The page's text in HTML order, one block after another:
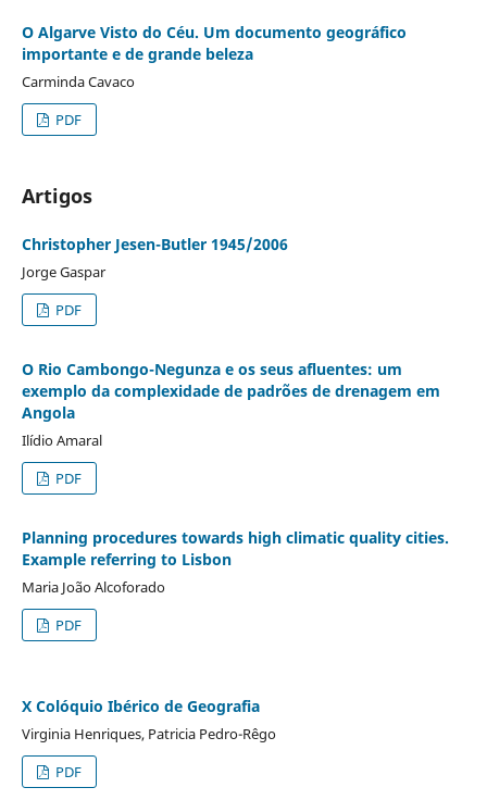
O Algarve Visto do Céu. Um documento geográfico
importante e de grande beleza
Carminda Cavaco
PDF
Artigos
Christopher Jesen-Butler 1945/2006
Jorge Gaspar
PDF
O Rio Cambongo-Negunza e os seus afluentes: um
exemplo da complexidade de padrões de drenagem em
Angola
Ilídio Amaral
PDF
Planning procedures towards high climatic quality cities.
Example referring to Lisbon
Maria João Alcoforado
PDF
X Colóquio Ibérico de Geografia
Virginia Henriques, Patricia Pedro-Rêgo
PDF